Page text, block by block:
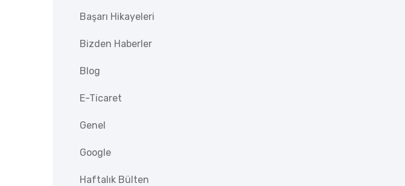
Başarı Hikayeleri
Bizden Haberler
Blog
E-Ticaret
Genel
Google
Haftalık Bülten